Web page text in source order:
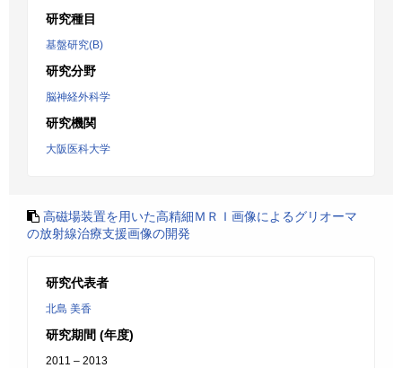
研究種目
基盤研究(B)
研究分野
脳神経外科学
研究機関
大阪医科大学
高磁場装置を用いた高精細ＭＲＩ画像によるグリオーマ
の放射線治療支援画像の開発
研究代表者
北島 美香
研究期間 (年度)
2011 – 2013